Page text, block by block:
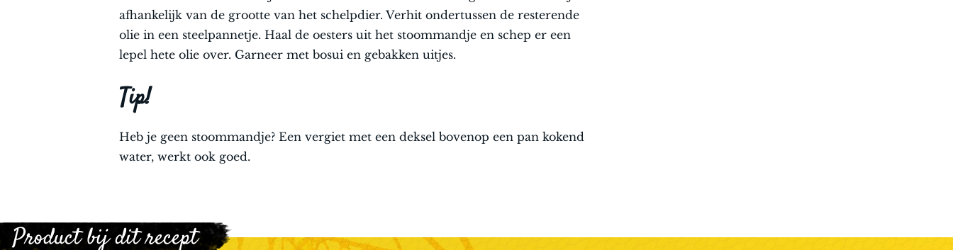
afhankelijk van de grootte van het schelpdier. Verhit ondertussen de resterende
olie in een steelpannetje. Haal de oesters uit het stoommandje en schep er een
lepel hete olie over. Garneer met bosui en gebakken uitjes.
Tip!
Heb je geen stoommandje? Een vergiet met een deksel bovenop een pan kokend
water, werkt ook goed.
Product bij dit recept